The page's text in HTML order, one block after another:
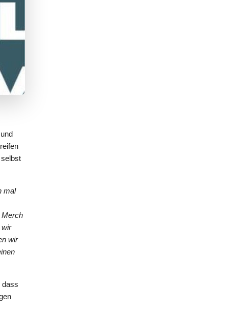
mal
Merch
wir
wir
dass